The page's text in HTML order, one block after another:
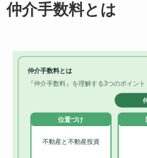
仲介手数料とは
仲介手数料とは
『仲介手数料』を理解する3つのポイント
位置づけ
不動産と不動産投資